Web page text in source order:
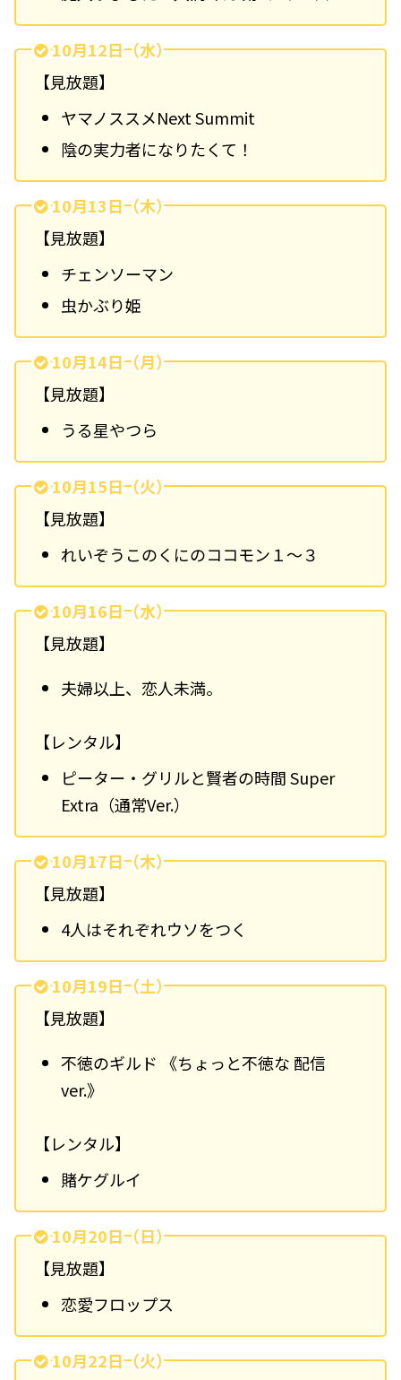
10月12日（水）
【見放題】
ヤマノススメNext Summit
陰の実力者になりたくて！
10月13日（木）
【見放題】
チェンソーマン
虫かぶり姫
10月14日（月）
【見放題】
うる星やつら
10月15日（火）
【見放題】
れいぞうこのくにのココモン１～３
10月16日（水）
【見放題】
夫婦以上、恋人未満。
【レンタル】
ピーター・グリルと賢者の時間 Super
Extra（通常Ver.）
10月17日（木）
【見放題】
4人はそれぞれウソをつく
10月19日（土）
【見放題】
不徳のギルド 《ちょっと不徳な 配信
ver.》
【レンタル】
賭ケグルイ
10月20日（日）
【見放題】
恋愛フロップス
10月22日（火）